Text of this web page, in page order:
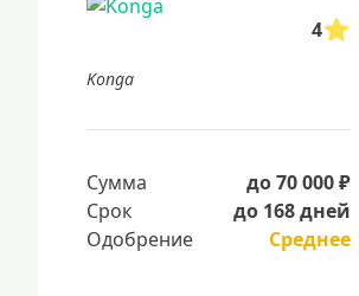
4
Konga
Сумма
до 70 000 ₽
Срок
до 168 дней
Одобрение
Среднее